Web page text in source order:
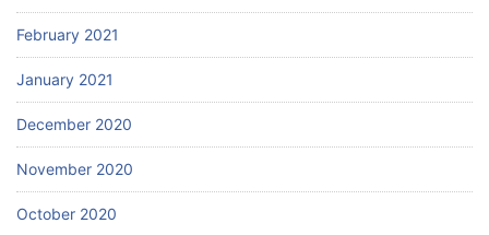
February 2021
January 2021
December 2020
November 2020
October 2020